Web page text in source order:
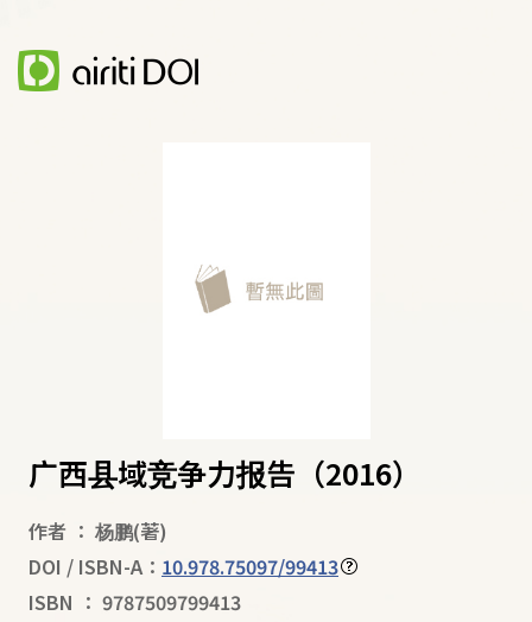
广西县域竞争力报告（2016）
作者 ： 杨鹏(著)
DOI / ISBN-A： 10.978.75097/99413
ISBN ： 9787509799413